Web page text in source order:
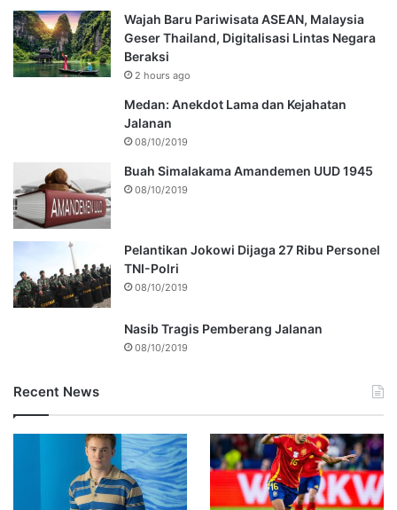
Wajah Baru Pariwisata ASEAN, Malaysia
Geser Thailand, Digitalisasi Lintas Negara
Beraksi
2 hours ago
Medan: Anekdot Lama dan Kejahatan
Jalanan
08/10/2019
Buah Simalakama Amandemen UUD 1945
08/10/2019
Pelantikan Jokowi Dijaga 27 Ribu Personel
TNI-Polri
08/10/2019
Nasib Tragis Pemberang Jalanan
08/10/2019
Recent News